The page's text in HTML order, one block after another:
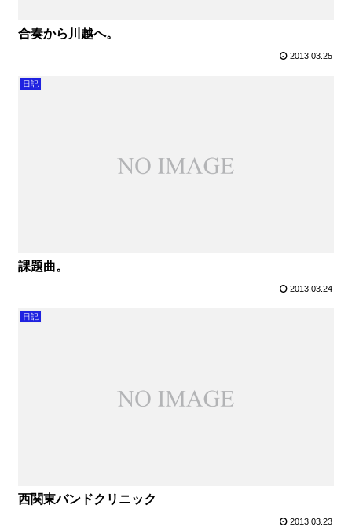
合奏から川越へ。
2013.03.25
日記
課題曲。
2013.03.24
日記
西関東バンドクリニック
2013.03.23